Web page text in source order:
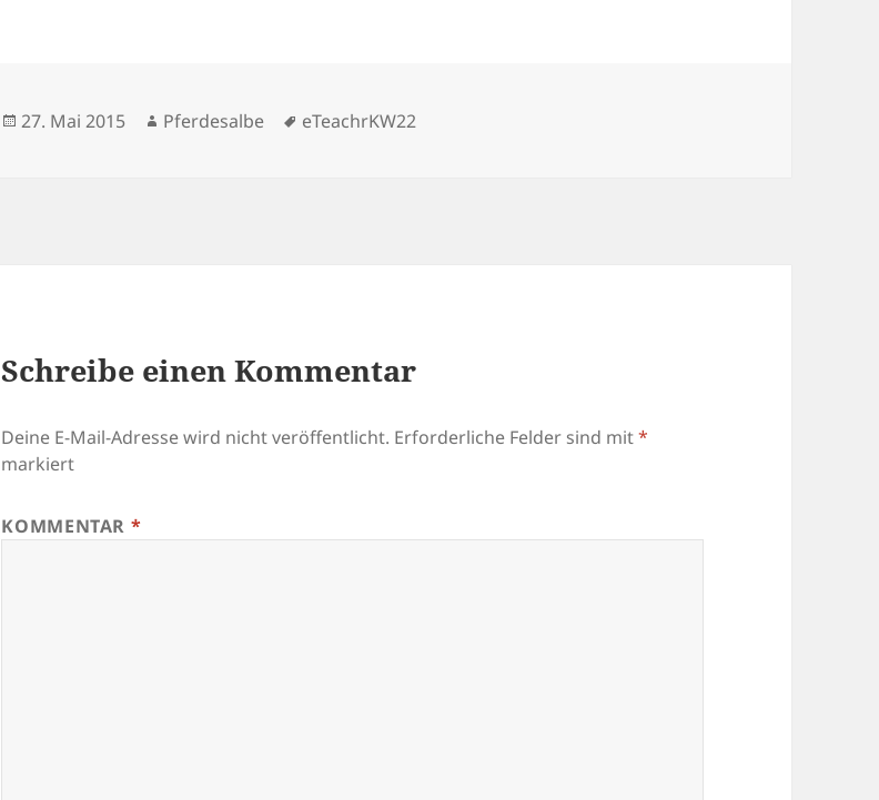
Veröffentlicht
27. Mai 2015 Autor
Pferdesalbe Schlagwörter
eTeachrKW22
Schreibe einen Kommentar
Deine E-Mail-Adresse wird nicht veröffentlicht. Erforderliche Felder sind mit*
markiert
KOMMENTAR *